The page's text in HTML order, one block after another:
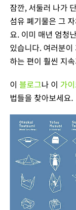
잠깐, 서둘러 나가
섬유 폐기물은 그
요. 이미 매년 엄청
있습니다. 여러분
하는 편이 훨씬 지
이 블로그나 이 가
법들을 찾아보세요.